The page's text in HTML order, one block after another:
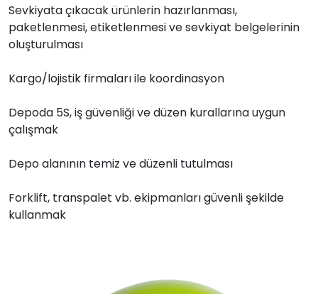
Sevkiyata çıkacak ürünlerin hazırlanması,
paketlenmesi, etiketlenmesi ve sevkiyat belgelerinin
oluşturulması
Kargo/lojistik firmaları ile koordinasyon
Depoda 5S, iş güvenliği ve düzen kurallarına uygun
çalışmak
Depo alanının temiz ve düzenli tutulması
Forklift, transpalet vb. ekipmanları güvenli şekilde
kullanmak